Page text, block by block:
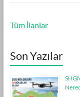
Tüm İlanlar
Son Yazılar